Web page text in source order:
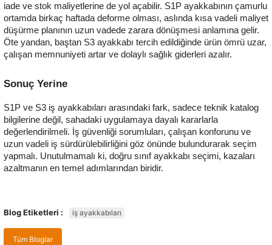
iade ve stok maliyetlerine de yol açabilir. S1P ayakkabının çamurlu
ortamda birkaç haftada deforme olması, aslında kısa vadeli maliyet
düşürme planının uzun vadede zarara dönüşmesi anlamına gelir.
Öte yandan, baştan S3 ayakkabı tercih edildiğinde ürün ömrü uzar,
çalışan memnuniyeti artar ve dolaylı sağlık giderleri azalır.
Sonuç Yerine
S1P ve S3 iş ayakkabıları arasındaki fark, sadece teknik katalog
bilgilerine değil, sahadaki uygulamaya dayalı kararlarla
değerlendirilmeli. İş güvenliği sorumluları, çalışan konforunu ve
uzun vadeli iş sürdürülebilirliğini göz önünde bulundurarak seçim
yapmalı. Unutulmamalı ki, doğru sınıf ayakkabı seçimi, kazaları
azaltmanın en temel adımlarından biridir.
Blog Etiketleri : iş ayakkabıları
Tüm Bloglar